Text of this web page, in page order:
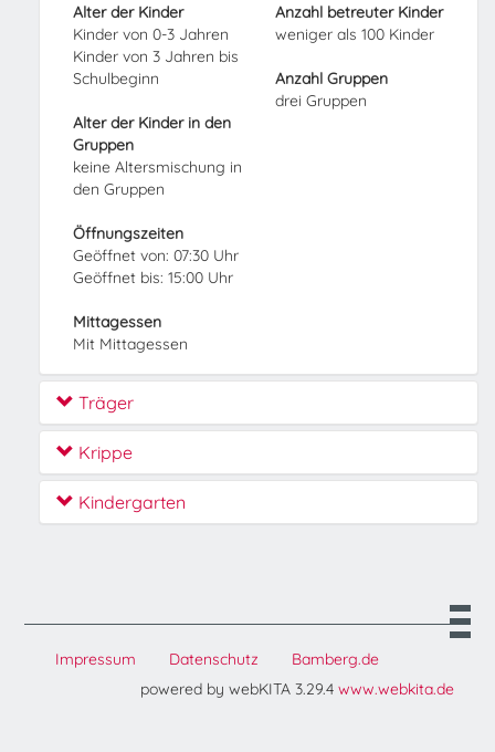
Alter der Kinder
Kinder von 0-3 Jahren
Kinder von 3 Jahren bis
Schulbeginn
Alter der Kinder in den
Gruppen
keine Altersmischung in
den Gruppen
Anzahl betreuter Kinder
weniger als 100 Kinder
Anzahl Gruppen
drei Gruppen
Öffnungszeiten
Geöffnet von: 07:30 Uhr
Geöffnet bis: 15:00 Uhr
Mittagessen
Mit Mittagessen
Träger
Krippe
Kindergarten
Impressum Datenschutz
Bamberg.de
powered by webKITA 3.29.4 www.webkita.de